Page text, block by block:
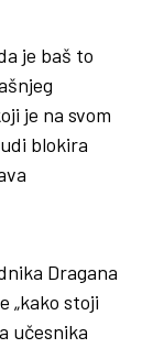
je baš to
je na svom
blokira
Dragana
„kako stoji
učesnika